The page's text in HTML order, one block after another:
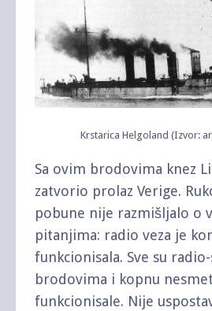
Krstarica Helgoland (Izvor:
Sa ovim brodovima knez
zatvorio prolaz Verige.
pobune nije razmišljalo o
pitanjima: radio veza je
funkcionisala. Sve su
brodovima i kopnu
funkcionisale. Nije